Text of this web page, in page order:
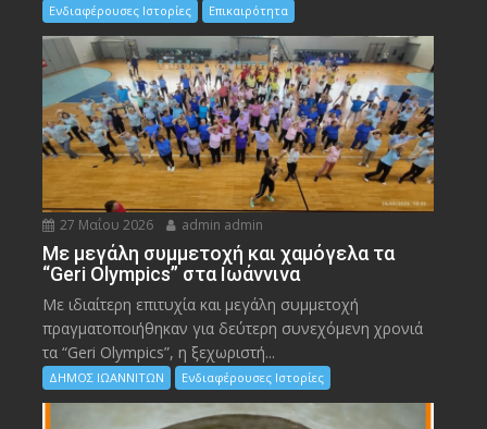
Ενδιαφέρουσες Ιστορίες Επικαιρότητα
27 Μαΐου 2026 admin admin
Με μεγάλη συμμετοχή και χαμόγελα τα
“Geri Olympics” στα Ιωάννινα
Με ιδιαίτερη επιτυχία και μεγάλη συμμετοχή
πραγματοποιήθηκαν για δεύτερη συνεχόμενη χρονιά
τα “Geri Olympics”, η ξεχωριστή...
ΔΗΜΟΣ ΙΩΑΝΝΙΤΩΝ Ενδιαφέρουσες Ιστορίες